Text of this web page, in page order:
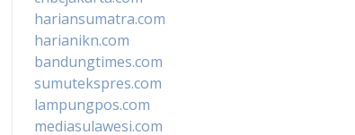
hariansumatra.com
harianikn.com
bandungtimes.com
sumutekspres.com
lampungpos.com
mediasulawesi.com